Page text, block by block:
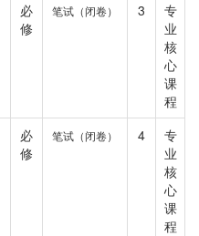
必
修
笔试（闭卷） 3
专
业
核
心
课
程
必
修
笔试（闭卷） 4
专
业
核
心
课
程